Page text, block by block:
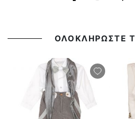
ΟΛΟΚΛΗΡΩΣΤΕ